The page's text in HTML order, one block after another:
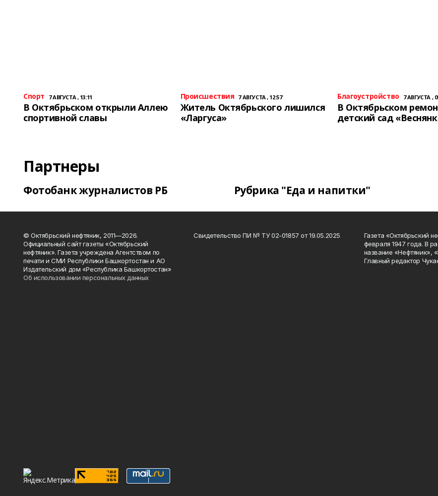
Спорт 7 АВГУСТА , 13:11
В Октябрьском открыли Аллею
спортивной славы
Происшествия 7 АВГУСТА , 12:57
Житель Октябрьского лишился
«Ларгуса»
Благоустройство 7 АВГУСТА ,
В Октябрьском
детский сад
Партнеры
Фотобанк журналистов РБ Рубрика "Еда и напитки"
© Октябрьский нефтяник, 2011—2026.
Официальный сайт газеты «Октябрьский
нефтяник». Газета учреждена Агентством по
печати и СМИ Республики Башкортостан и АО
Издательский дом «Республика Башкортостан»
Об использовании персональных данных
Свидетельство ПИ № ТУ 02-01857 от 19.05.2025
Газета «Октябрьский
февраля 1947 года. В
название «Нефтяник»,
Главный редактор